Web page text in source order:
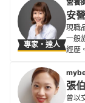
專家・達人
營養
安
現職
一般
經歷
養，
天。
安
張
曾以